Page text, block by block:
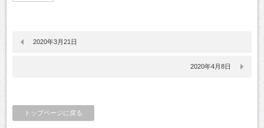
2020年3月21日
2020年4月8日
トップページに戻る